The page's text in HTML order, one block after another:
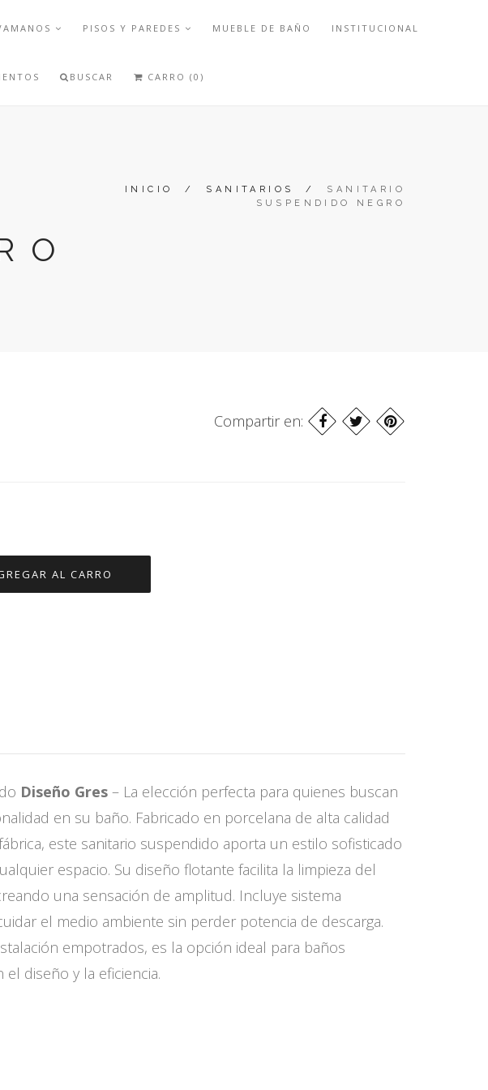
PISOS Y PAREDES MUEBLE DE BAÑO INSTITUCIONAL
BUSCAR CARRO (0)
INICIO / SANITARIOS / SANITARIO
SUSPENDIDO NEGRO
Compartir en:
Diseño Gres – La elección perfecta para quienes buscan
en su baño. Fabricado en porcelana de alta calidad
este sanitario suspendido aporta un estilo sofisticado
espacio. Su diseño flotante facilita la limpieza del
una sensación de amplitud. Incluye sistema
el medio ambiente sin perder potencia de descarga.
empotrados, es la opción ideal para baños
diseño y la eficiencia.